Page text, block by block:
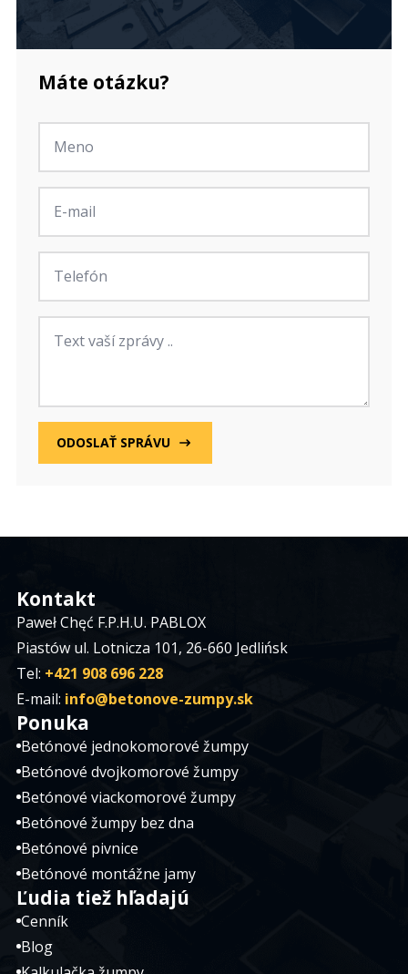
Máte otázku?
Jméno
E-
mail
Telefon
Zpráva
ODOSLAŤ SPRÁVU
Kontakt
Paweł Chęć F.P.H.U. PABLOX
Piastów ul. Lotnicza 101, 26-660 Jedlińsk
Tel: +421 908 696 228
E-mail: info@betonove-zumpy.sk
Ponuka
Betónové jednokomorové žumpy
Betónové dvojkomorové žumpy
Betónové viackomorové žumpy
Betónové žumpy bez dna
Betónové pivnice
Betónové montážne jamy
Ľudia tiež hľadajú
Cenník
Blog